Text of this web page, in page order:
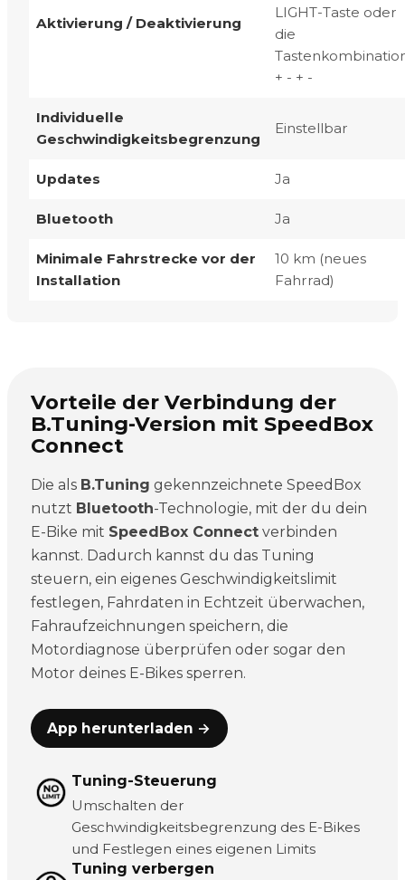
Aktivierung / Deaktivierung
LIGHT-Taste oder
die
+ - + -
Individuelle
Geschwindigkeitsbegrenzung
Einstellbar
Updates Ja
Bluetooth Ja
Minimale Fahrstrecke vor der
Installation
10 km (neues
Fahrrad)
Vorteile der Verbindung der
B.Tuning-Version mit SpeedBox
Connect
Die als B.Tuning gekennzeichnete SpeedBox
nutzt Bluetooth-Technologie, mit der du dein
E-Bike mit SpeedBox Connectverbinden
kannst. Dadurch kannst du das Tuning
steuern, ein eigenes Geschwindigkeitslimit
festlegen, Fahrdaten in Echtzeit überwachen,
Fahraufzeichnungen speichern, die
Motordiagnose überprüfen oder sogar den
Motor deines E-Bikes sperren.
App herunterladen →
Tuning-Steuerung
Umschalten der
Geschwindigkeitsbegrenzung des E-Bikes
und Festlegen eines eigenen Limits
Tuning verbergen